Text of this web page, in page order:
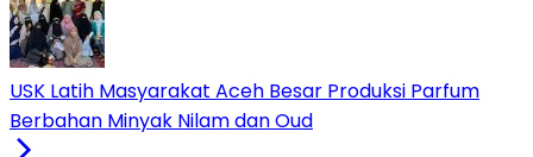
USK Latih Masyarakat Aceh Besar Produksi Parfum
Berbahan Minyak Nilam dan Oud